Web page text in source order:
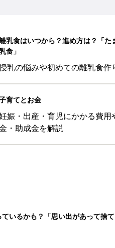
いるかも？「思い出があって捨て
クオリティ」超優秀！トラベル
される「魔の3週目」って何？「